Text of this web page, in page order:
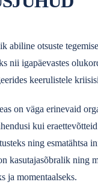
abiline otsuste
nii igapäevastes
keerulistele
on väga erinevaid
kui
ning esmatähtsa
kasutajasõbralik ning
ja momentaalseks.